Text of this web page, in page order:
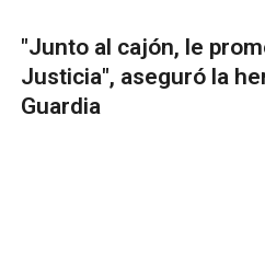
"Junto al cajón, le
Justicia", aseguró la
Guardia